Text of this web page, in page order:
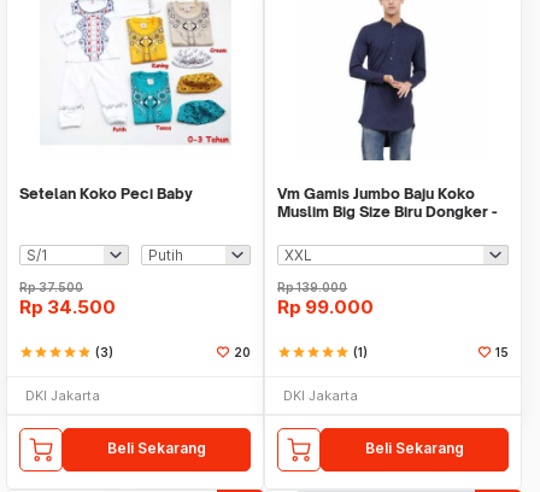
Setelan Koko Peci Baby
Rp37.500
Rp 34.500
starstarstarstarstar (3) 20
DKI Jakarta
Beli Sekarang
Vm Gamis Jumbo Baju Koko
Muslim Big Size Biru Dongker -
Rp139.000
Rp 99.000
starstarstarstarstar (1) 15
DKI Jakarta
Beli Sekarang